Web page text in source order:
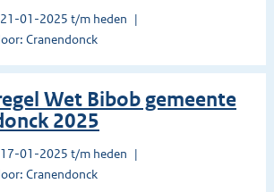
01-2025 t/m heden
Cranendonck
Wet Bibob gemeente
2025
01-2025 t/m heden
Cranendonck